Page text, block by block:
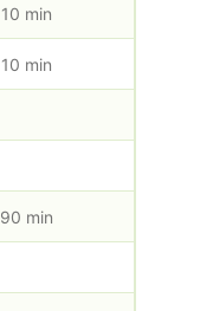
10 min
10 min
90 min